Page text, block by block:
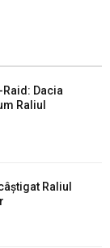
Dacia
Raliul
Raliul